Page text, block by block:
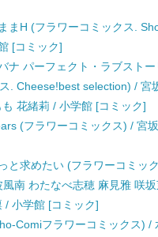
まH (フラワーコミックス.
[コミック]
ナ パーフェクト・ラブスト
. Cheese!best selection) / 宮
花緒莉 / 小学館 [コミック]
(フラワーコミックス) / 宮
と求めたい (フラワーコミッ
南 わたなべ志穂 麻見雅 咲
/ 小学館 [コミック]
Comiフラワーコミックス) /